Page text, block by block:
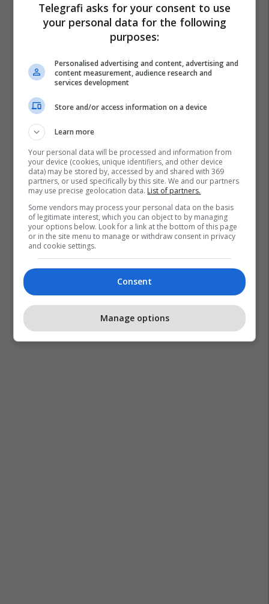
Serie A Ac Milan Club Brugge
Noa Lang
Transferimet
Telegrafi asks for your consent to use
your personal data for the following
purposes:
Personalised advertising and content, advertising and
content measurement, audience research and
services development
Store and/or access information on a device
Learn more
Your personal data will be processed and information from
your device (cookies, unique identifiers, and other device
data) may be stored by, accessed by and shared with 369
partners, or used specifically by this site. We and our partners
may use precise geolocation data. List of partners.
Some vendors may process your personal data on the basis
of legitimate interest, which you can object to by managing
your options below. Look for a link at the bottom of this page
or in the site menu to manage or withdraw consent in privacy
and cookie settings.
Consent
Manage options